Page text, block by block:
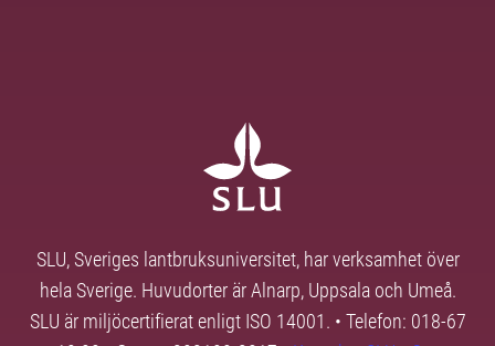
SLU, Sveriges lantbruksuniversitet, har verksamhet över
hela Sverige. Huvudorter är Alnarp, Uppsala och Umeå.
SLU är miljöcertifierat enligt ISO 14001. • Telefon: 018-67